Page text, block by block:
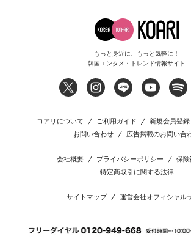
もっと身近に、もっと気軽に！
韓国エンタメ・トレンド情報サイト
コアリについて ご利用ガイド 新規会員登録
お問い合わせ
広告掲載のお問い合
会社概要 プライバシーポリシー
保険
特定商取引に関する法律
サイトマップ 運営会社オフィシャル